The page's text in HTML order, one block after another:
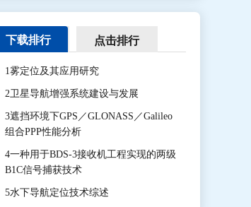
下载排行 点击排行
1雾定位及其应用研究
2卫星导航增强系统建设与发展
3遮挡环境下GPS／GLONASS／Galileo
组合PPP性能分析
4一种用于BDS-3接收机工程实现的两级
B1C信号捕获技术
5水下导航定位技术综述